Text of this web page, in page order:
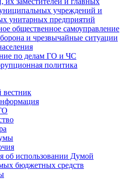
учреждений и
унитарных предприятий
общественное самоуправление
и чрезвычайные ситуации
по делам ГО и ЧС
политика
об использовании Думой
бюджетных средств